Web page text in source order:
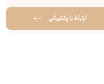
ارتباط با پشتیبانی